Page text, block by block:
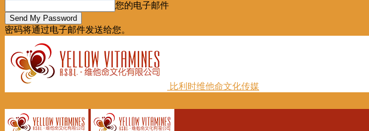
您的电子邮件
密码将通过电子邮件发送给您。
比利时维他命文化传媒